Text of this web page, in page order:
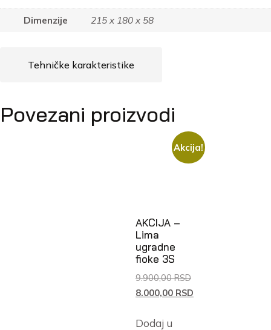
Dimenzije 215 x 180 x 58
Tehničke karakteristike
Povezani proizvodi
Akcija!
AKCIJA –
Lima
ugradne
fioke 3S
9.900,00RSD
8.000,00 RSD
Dodaj u